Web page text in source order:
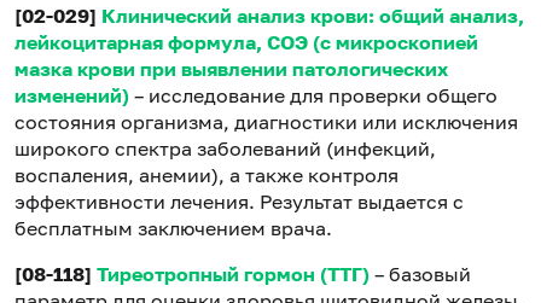
[02-029] Клинический анализ крови: общий анализ,
лейкоцитарная формула, СОЭ (с микроскопией
мазка крови при выявлении патологических
изменений) – исследование для проверки общего
состояния организма, диагностики или исключения
широкого спектра заболеваний (инфекций,
воспаления, анемии), а также контроля
эффективности лечения. Результат выдается с
бесплатным заключением врача.
[08-118] Тиреотропный гормон (ТТГ) – базовый